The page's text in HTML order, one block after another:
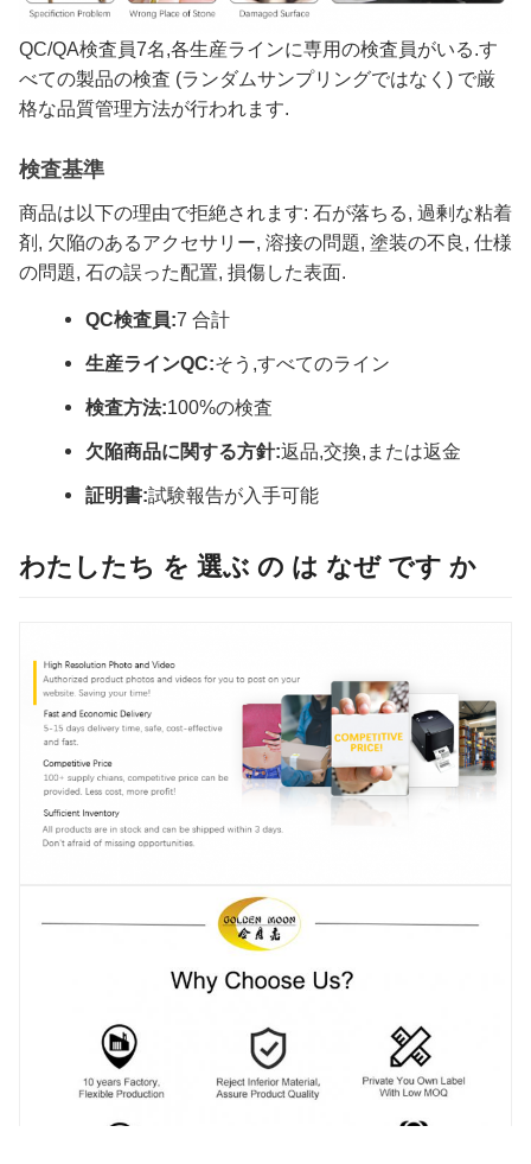
QC/QA検査員7名,各生産ラインに専用の検査員がいる.す
べての製品の検査 (ランダムサンプリングではなく) で厳
格な品質管理方法が行われます.
検査基準
商品は以下の理由で拒絶されます: 石が落ちる, 過剰な粘着
剤, 欠陥のあるアクセサリー, 溶接の問題, 塗装の不良, 仕様
の問題, 石の誤った配置, 損傷した表面.
QC検査員:7 合計
生産ラインQC:そう,すべてのライン
検査方法:100%の検査
欠陥商品に関する方針:返品,交換,または返金
証明書:試験報告が入手可能
わたしたち を 選ぶ の は なぜ です か